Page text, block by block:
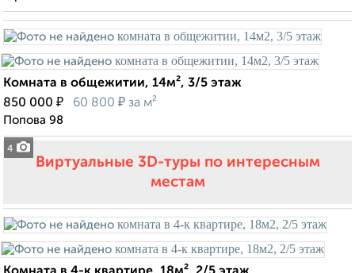
4
Комната в общежитии, 14м², 3/5 этаж
850 000 ₽ 60 800 ₽ за м²
Попова 98
Виртуальные 3D-туры по интересным
местам